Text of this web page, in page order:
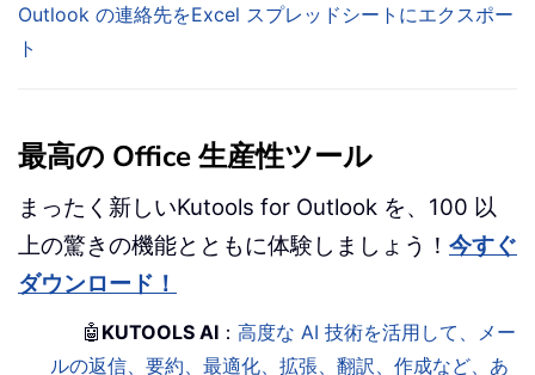
Outlook の連絡先をExcel スプレッドシートにエクスポー
ト
最高の Office 生産性ツール
まったく新しいKutools for Outlook を、100 以
上の驚きの機能とともに体験しましょう！ 今すぐ
ダウンロード！
🤖 KUTOOLS AI ：高度な AI 技術を活用して、メー
ルの返信、要約、最適化、拡張、翻訳、作成など、あ